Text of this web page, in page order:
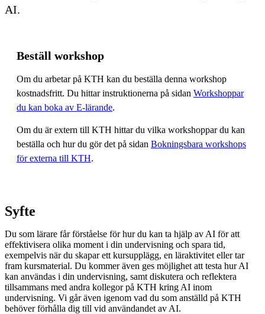
AI.
Beställ workshop
Om du arbetar på KTH kan du beställa denna workshop
kostnadsfritt. Du hittar instruktionerna på sidan Workshoppar
du kan boka av E-lärande.
Om du är extern till KTH hittar du vilka workshoppar du kan
beställa och hur du gör det på sidan Bokningsbara workshops
för externa till KTH.
Syfte
Du som lärare får förståelse för hur du kan ta hjälp av AI för att
effektivisera olika moment i din undervisning och spara tid,
exempelvis när du skapar ett kursupplägg, en läraktivitet eller tar
fram kursmaterial. Du kommer även ges möjlighet att testa hur AI
kan användas i din undervisning, samt diskutera och reflektera
tillsammans med andra kollegor på KTH kring AI inom
undervisning. Vi går även igenom vad du som anställd på KTH
behöver förhålla dig till vid användandet av AI.